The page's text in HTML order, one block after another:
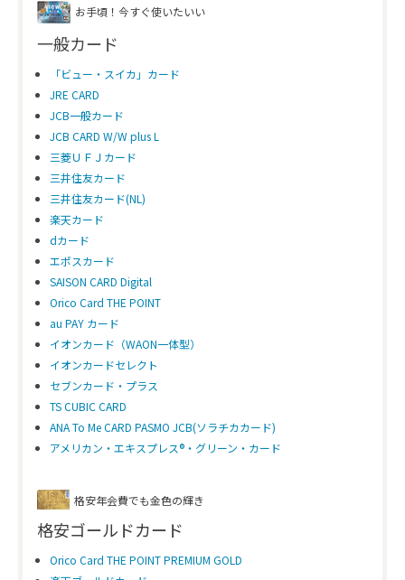
お手頃！今すぐ使いたいい
一般カード
「ビュー・スイカ」カード
JRE CARD
JCB一般カード
JCB CARD W/W plus L
三菱ＵＦＪカード
三井住友カード
三井住友カード(NL)
楽天カード
dカード
エポスカード
SAISON CARD Digital
Orico Card THE POINT
au PAY カード
イオンカード（WAON一体型）
イオンカードセレクト
セブンカード・プラス
TS CUBIC CARD
ANA To Me CARD PASMO JCB(ソラチカカード)
アメリカン・エキスプレス®・グリーン・カード
格安年会費でも金色の輝き
格安ゴールドカード
Orico Card THE POINT PREMIUM GOLD